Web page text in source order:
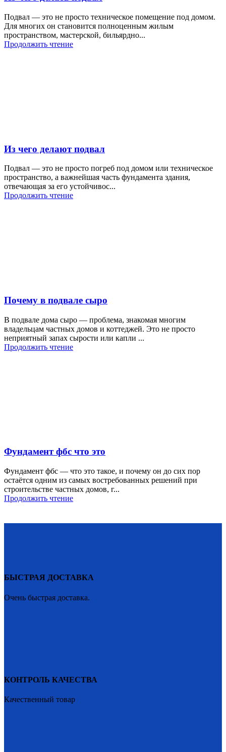
Подвал — это не просто техническое помещение под домом.
Для многих он становится полноценным жилым
пространством, мастерской, бильярдно...
Продолжить чтение
Из чего делают подвал
Подвал — это не просто погреб под домом или техническое
пространство, а важнейшая часть фундамента здания,
отвечающая за его устойчивос...
Продолжить чтение
Почему в подвале сыро
В подвале дома сыро — проблема, знакомая многим
владельцам частных домов и коттеджей. Это не просто
неприятный запах сырости или капли ...
Продолжить чтение
Фундамент фбс что это
Фундамент фбс — что это такое, и почему он до сих пор
остаётся одним из самых востребованных решений при
строительстве частных домов, г...
Продолжить чтение
БЫСТРАЯ ДОСТАВКА
Очень быстрая доставка.
КОНТРОЛЬ КАЧЕСТВА
Качественный товар